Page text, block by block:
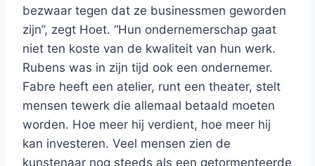
bezwaar tegen dat ze businessmen geworden
zijn”, zegt Hoet. “Hun ondernemerschap gaat
niet ten koste van de kwaliteit van hun werk.
Rubens was in zijn tijd ook een ondernemer.
Fabre heeft een atelier, runt een theater, stelt
mensen tewerk die allemaal betaald moeten
worden. Hoe meer hij verdient, hoe meer hij
kan investeren. Veel mensen zien de
kunstenaar nog steeds als een getormenteerde